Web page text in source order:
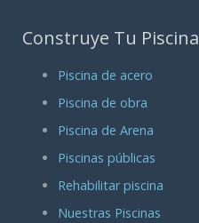
Construye Tu Piscina
Piscina de acero
Piscina de obra
Piscina de Arena
Piscinas públicas
Rehabilitar piscina
Nuestras Piscinas